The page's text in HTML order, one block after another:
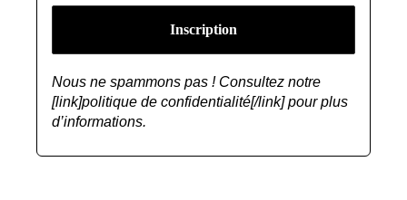
Nous ne spammons pas ! Consultez notre
[link]politique de confidentialité[/link] pour plus
d’informations.